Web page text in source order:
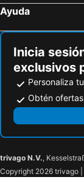
Ayuda
Inicia
exclusivos
Personaliza
Obtén
trivago N.V.,
Copyright 2026 trivago |